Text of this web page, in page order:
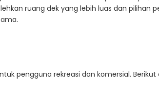
ruang dek yang lebih luas dan pilihan
pengguna rekreasi dan komersial. Berikut